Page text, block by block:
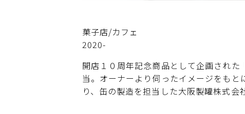
菓子店/カフェ
2020-
開店１０周年記念商品として企画され
当。オーナーより伺ったイメージをも
り、缶の製造を担当した大阪製罐株式会